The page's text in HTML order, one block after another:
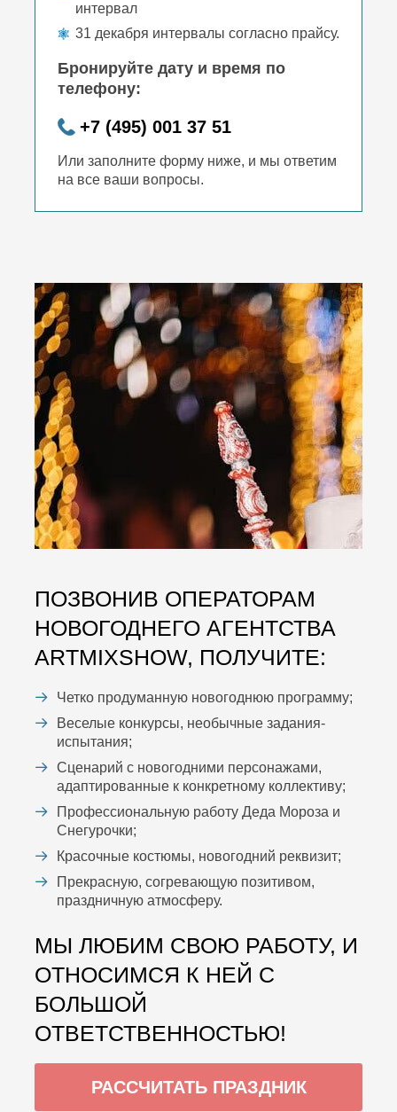
интервал
31 декабря интервалы согласно прайсу.
Бронируйте дату и время по
телефону:
+7 (495) 001 37 51
Или заполните форму ниже, и мы ответим
на все ваши вопросы.
ПОЗВОНИВ ОПЕРАТОРАМ
НОВОГОДНЕГО АГЕНТСТВА
ARTMIXSHOW, ПОЛУЧИТЕ:
Четко продуманную новогоднюю программу;
Веселые конкурсы, необычные задания-
испытания;
Сценарий с новогодними персонажами,
адаптированные к конкретному коллективу;
Профессиональную работу Деда Мороза и
Снегурочки;
Красочные костюмы, новогодний реквизит;
Прекрасную, согревающую позитивом,
праздничную атмосферу.
МЫ ЛЮБИМ СВОЮ РАБОТУ, И
ОТНОСИМСЯ К НЕЙ С
БОЛЬШОЙ
ОТВЕТСТВЕННОСТЬЮ!
РАССЧИТАТЬ ПРАЗДНИК